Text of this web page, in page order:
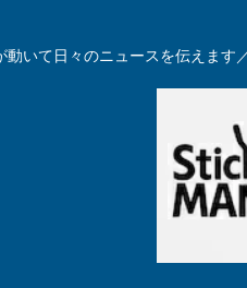
動いて日々のニュースを伝えま